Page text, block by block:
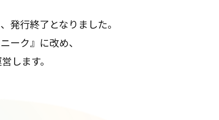
発行終了となりました。
ーク』に改め、
します。